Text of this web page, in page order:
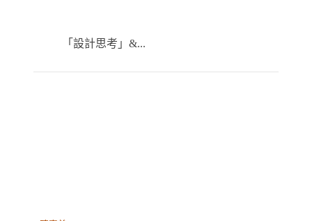
「設計思考」&...